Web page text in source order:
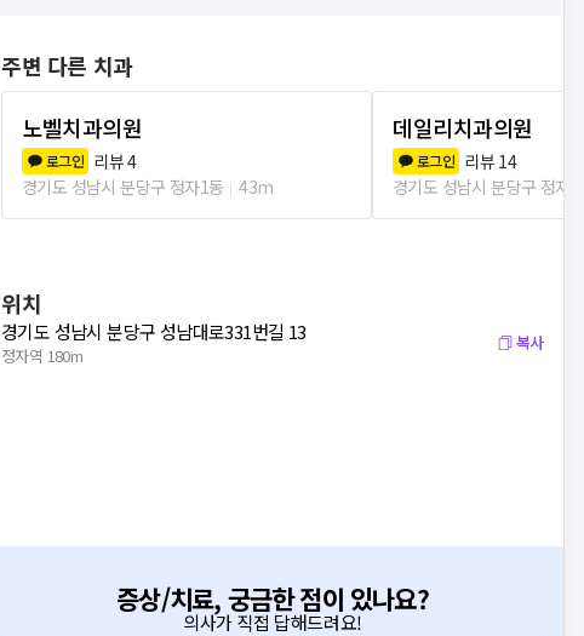
주변 다른 치과
노벨치과의원
로그인 리뷰4
경기도 성남시 분당구 정자1동
43m
데일리치과의원
로그인 리뷰 14
경기도 성남시 분당구 정자1동
위치
경기도 성남시 분당구 성남대로331번길 13
정자역 180m
복사
증상/치료, 궁금한 점이 있나요?
의사가 직접 답해드려요!